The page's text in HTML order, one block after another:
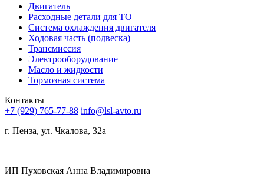
Двигатель
Расходные детали для ТО
Система охлаждения двигателя
Ходовая часть (подвеска)
Трансмиссия
Электрооборудование
Масло и жидкости
Тормозная система
Контакты
+7 (929) 765-77-88 info@lsl-avto.ru
г. Пенза, ул. Чкалова, 32а
ИП Пуховская Анна Владимировна